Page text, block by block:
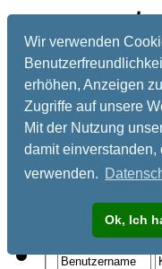
Wir verwenden
erhöhen, Anzeigen
Zugriffe auf unsere
Mit der Nutzung
damit
verwenden.
Ok, Ich
Registrieren